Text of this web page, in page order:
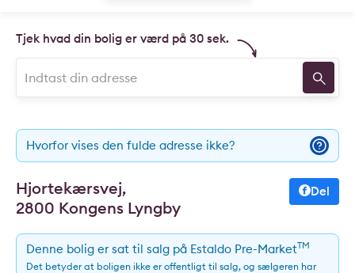
Tjek hvad din bolig er værd på 30 sek.
Hvorfor vises den fulde adresse ikke?
Hjortekærsvej,
2800 Kongens Lyngby
Del
Denne bolig er sat til salg på Estaldo Pre-MarketTM
Det betyder at boligen ikke er offentligt til salg, og sælgeren har